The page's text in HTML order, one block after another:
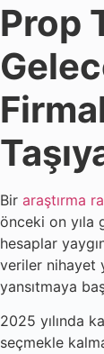
Prop
Bir araştırma
önceki on yıla
hesaplar
veriler nihayet
yansıtmaya
2025 yılında
seçmekle